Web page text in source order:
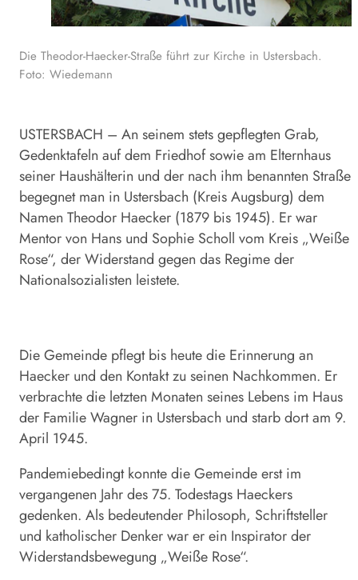
Die Theodor-Haecker-Straße führt zur Kirche in Ustersbach.
Foto: Wiedemann
USTERSBACH – An seinem stets gepflegten Grab,
Gedenktafeln auf dem Friedhof sowie am Elternhaus
seiner Haushälterin und der nach ihm benannten Straße
begegnet man in Ustersbach (Kreis Augsburg) dem
Namen Theodor Haecker (1879 bis 1945). Er war
Mentor von Hans und Sophie Scholl vom Kreis „Weiße
Rose“, der Widerstand gegen das Regime der
Nationalsozialisten leistete.
Die Gemeinde pflegt bis heute die Erinnerung an
Haecker und den Kontakt zu seinen Nachkommen. Er
verbrachte die letzten Monaten seines Lebens im Haus
der Familie Wagner in Ustersbach und starb dort am 9.
April 1945.
Pandemiebedingt konnte die Gemeinde erst im
vergangenen Jahr des 75. Todestags Haeckers
gedenken. Als bedeutender Philosoph, Schriftsteller
und katholischer Denker war er ein Inspirator der
Widerstands­bewegung „Weiße Rose“.